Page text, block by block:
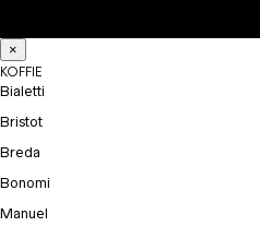
×
KOFFIE
Bialetti
Bristot
Breda
Bonomi
Manuel